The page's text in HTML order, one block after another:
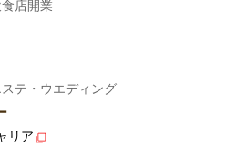
店開業
テ・ウエディング
リア